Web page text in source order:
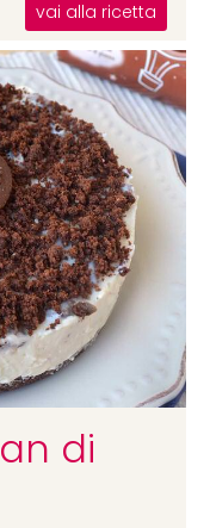
vai alla ricetta
di